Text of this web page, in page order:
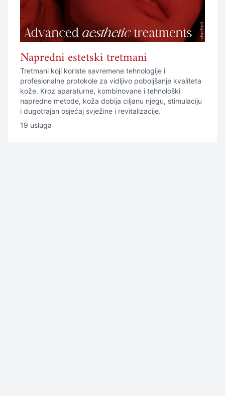
Napredni estetski tretmani
Tretmani koji koriste savremene tehnologije i
profesionalne protokole za vidljivo poboljšanje kvaliteta
kože. Kroz aparaturne, kombinovane i tehnološki
napredne metode, koža dobija ciljanu njegu, stimulaciju
i dugotrajan osjećaj svježine i revitalizacije.
19 usluga